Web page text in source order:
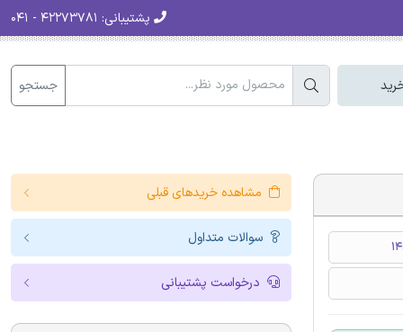
پشتیبانی:
جستجو
مشاهده خریدهای قبلی
سوالات متداول
درخواست پشتیبانی